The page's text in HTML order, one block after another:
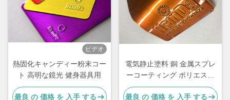
ビデオ
熱固化キャンディー粉末コー
ト 高明な鏡光 健身器具用
最良 の 価格 を 入手 する
電気静止塗料 銅 金属スプレ
ーコーティング ポリエステ
ル 粉末コーティング 透明
最良 の 価格 を 入手 する